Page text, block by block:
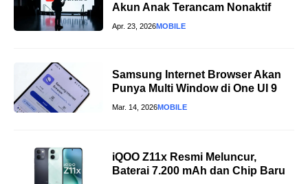
Akun Anak Terancam Nonaktif
Apr. 23, 2026MOBILE
Samsung Internet Browser Akan
Punya Multi Window di One UI 9
Mar. 14, 2026MOBILE
iQOO Z11x Resmi Meluncur,
Baterai 7.200 mAh dan Chip Baru